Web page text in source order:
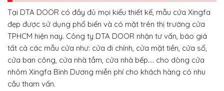
Tại DTA DOOR có đầy đủ mọi kiểu thiết kế, mẫu cửa Xingfa
đẹp được sử dụng phổ biến và có mặt trên thị trường cửa
TPHCM hiện nay. Công ty DTA DOOR nhận tư vấn, báo giá
tất cả các mẫu cửa như: cửa đi chính, cửa mặt tiền, cửa sổ,
cửa ban công, cửa nhà tắm, cửa nhà bếp…. cho dòng cửa
nhôm Xingfa Bình Dương miễn phí cho khách hàng có nhu
cầu tham vấn.